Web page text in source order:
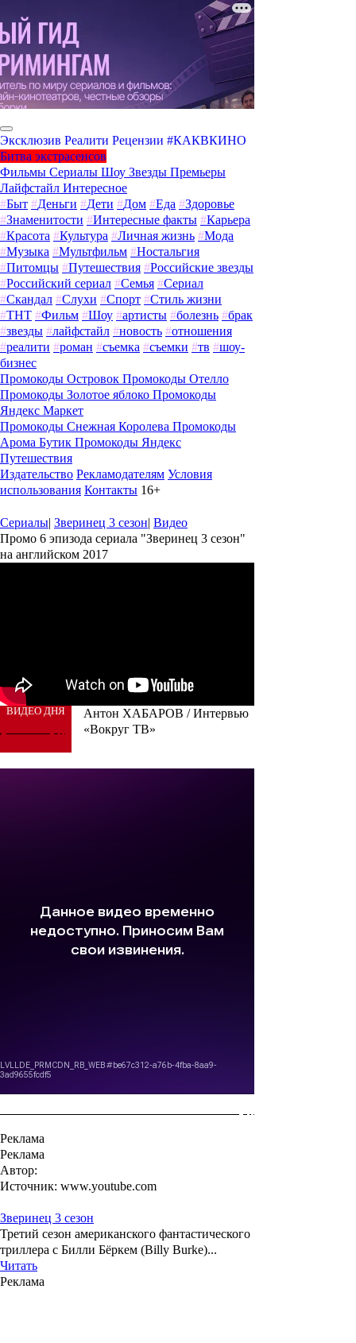
Эксклюзив Реалити Рецензии #КАКВКИНО
Битва экстрасенсов
Фильмы Сериалы Шоу Звезды Премьеры
Лайфстайл Интересное
#Быт #Деньги #Дети #Дом #Еда #Здоровье
#Знаменитости #Интересные факты #Карьера
#Красота #Культура #Личная жизнь #Мода
#Музыка #Мультфильм #Ностальгия
#Питомцы #Путешествия #Российские звезды
#Российский сериал #Семья #Сериал
#Скандал #Слухи #Спорт #Стиль жизни
#ТНТ #Фильм #Шоу #артисты #болезнь #брак
#звезды #лайфстайл #новость #отношения
#реалити #роман #съемка #съемки #тв #шоу-
бизнес
Промокоды Островок Промокоды Отелло
Промокоды Золотое яблоко Промокоды
Яндекс Маркет
Промокоды Снежная Королева Промокоды
Арома Бутик Промокоды Яндекс
Путешествия
Издательство Рекламодателям Условия
использования Контакты 16+
Сериалы| Зверинец 3 сезон| Видео
Промо 6 эпизода сериала "Зверинец 3 сезон"
на английском 2017
ВИДЕО ДНЯ
Антон ХАБАРОВ / Интервью
«Вокруг ТВ»
Реклама
Реклама
Автор:
Источник: www.youtube.com
Зверинец 3 сезон
Третий сезон американского фантастического
триллера с Билли Бёркем (Billy Burke)...
Читать
Реклама